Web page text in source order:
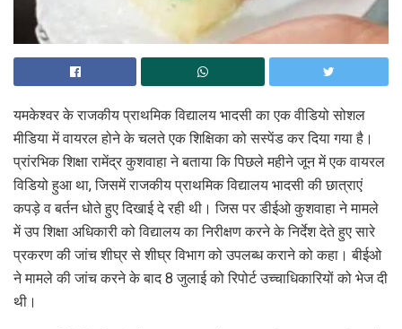
यमकेश्वर के राजकीय प्राथमिक विद्यालय भादसी का एक वीडियो सोशल
मीडिया में वायरल होने के चलते एक शिक्षिका को सस्पेंड कर दिया गया है।
प्रांरभिक शिक्षा रामेंद्र कुशवाहा ने बताया कि पिछले महीने जून में एक वायरल
विडियो हुआ था, जिसमें राजकीय प्राथमिक विद्यालय भादसी की छात्राएं
कपड़े व बर्तन धोते हुए दिखाई दे रही थी। जिस पर डीईओ कुशवाहा ने मामले
में उप शिक्षा अधिकारी को विद्यालय का निरीक्षण करने के निर्देश देते हुए सारे
प्रकरण की जांच शीघ्र से शीघ्र विभाग को उपलब्ध कराने को कहा। बीईओ
ने मामले की जांच करने के बाद 8 जुलाई को रिपोर्ट उच्चाधिकारियों को भेज दी
थी।